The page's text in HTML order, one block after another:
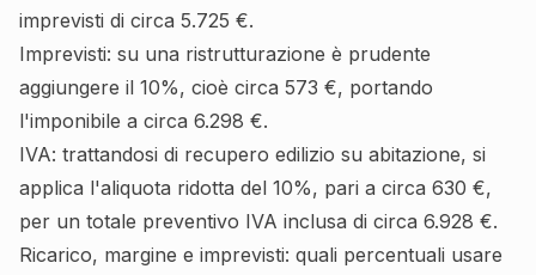
imprevisti di circa 5.725 €.
Imprevisti: su una ristrutturazione è prudente
aggiungere il 10%, cioè circa 573 €, portando
l'imponibile a circa 6.298 €.
IVA: trattandosi di recupero edilizio su abitazione, si
applica l'aliquota ridotta del 10%, pari a circa 630 €,
per un totale preventivo IVA inclusa di circa 6.928 €.
Ricarico, margine e imprevisti: quali percentuali usare